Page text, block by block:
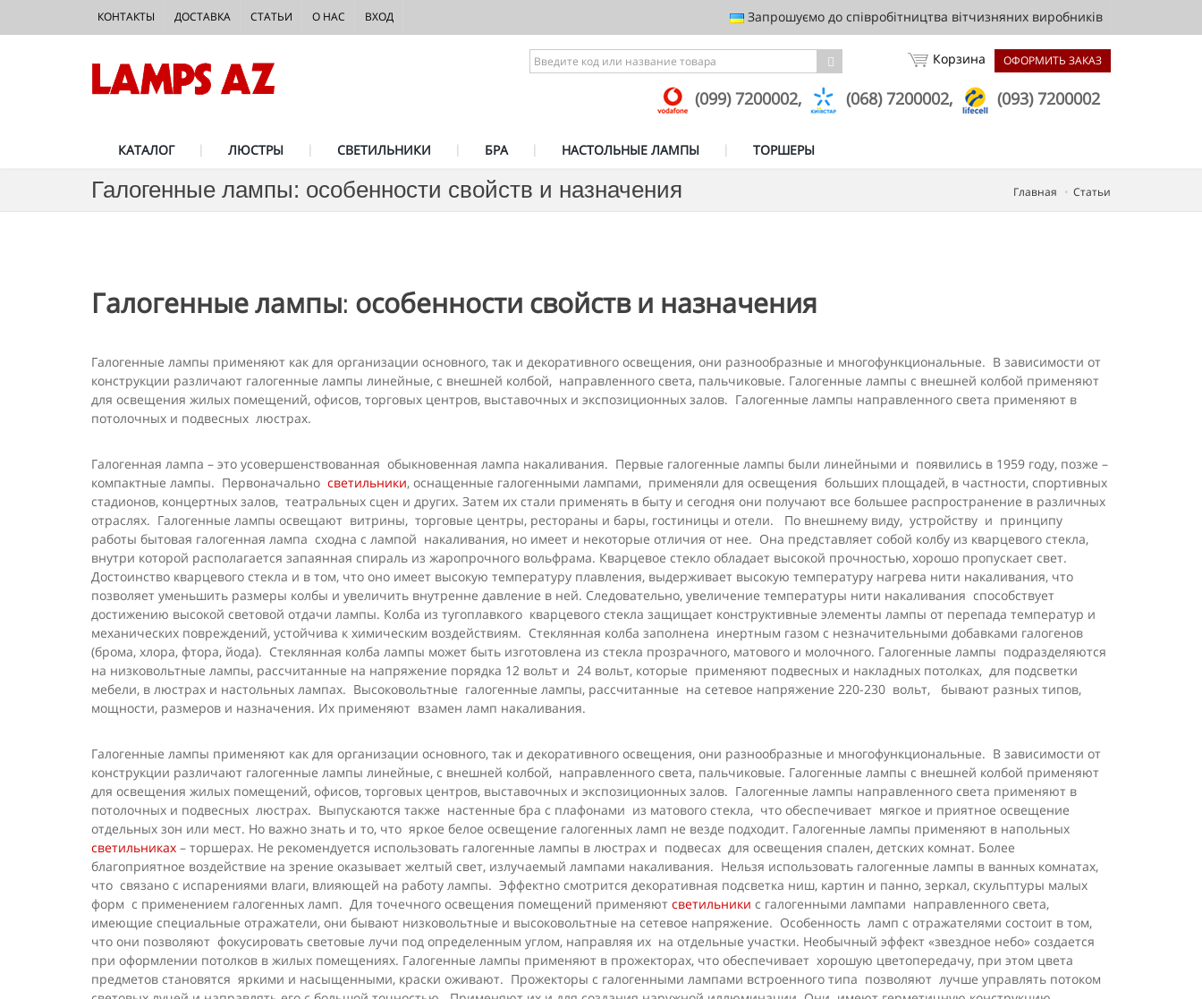
Запрошуємо до співробітництва вітчизняних виробників
КОНТАКТЫ ДОСТАВКА СТАТЬИ О НАС ВХОД
ОФОРМИТЬ ЗАКАЗ
Корзина
(099) 7200002, (068) 7200002, (093) 7200002
КАТАЛОГ ЛЮСТРЫ СВЕТИЛЬНИКИ БРА НАСТОЛЬНЫЕ ЛАМПЫ ТОРШЕРЫ
Галогенные лампы: особенности свойств и назначения Главная Статьи
Галогенные лампы: особенности свойств и назначения
Галогенные лампы применяют как для организации основного, так и декоративного освещения, они разнообразные и многофункциональные. В зависимости от
конструкции различают галогенные лампы линейные, с внешней колбой, направленного света, пальчиковые. Галогенные лампы с внешней колбой применяют
для освещения жилых помещений, офисов, торговых центров, выставочных и экспозиционных залов. Галогенные лампы направленного света применяют в
потолочных и подвесных люстрах.
Галогенная лампа – это усовершенствованная обыкновенная лампа накаливания. Первые галогенные лампы были линейными и появились в 1959 году, позже –
компактные лампы. Первоначально светильники, оснащенные галогенными лампами, применяли для освещения больших площадей, в частности, спортивных
стадионов, концертных залов, театральных сцен и других. Затем их стали применять в быту и сегодня они получают все большее распространение в различных
отраслях. Галогенные лампы освещают витрины, торговые центры, рестораны и бары, гостиницы и отели. По внешнему виду, устройству и принципу
работы бытовая галогенная лампа сходна с лампой накаливания, но имеет и некоторые отличия от нее. Она представляет собой колбу из кварцевого стекла,
внутри которой располагается запаянная спираль из жаропрочного вольфрама. Кварцевое стекло обладает высокой прочностью, хорошо пропускает свет.
Достоинство кварцевого стекла и в том, что оно имеет высокую температуру плавления, выдерживает высокую температуру нагрева нити накаливания, что
позволяет уменьшить размеры колбы и увеличить внутренне давление в ней. Следовательно, увеличение температуры нити накаливания способствует
достижению высокой световой отдачи лампы. Колба из тугоплавкого кварцевого стекла защищает конструктивные элементы лампы от перепада температур и
механических повреждений, устойчива к химическим воздействиям. Стеклянная колба заполнена инертным газом с незначительными добавками галогенов
(брома, хлора, фтора, йода). Стеклянная колба лампы может быть изготовлена из стекла прозрачного, матового и молочного. Галогенные лампы подразделяются
на низковольтные лампы, рассчитанные на напряжение порядка 12 вольт и 24 вольт, которые применяют подвесных и накладных потолках, для подсветки
мебели, в люстрах и настольных лампах. Высоковольтные галогенные лампы, рассчитанные на сетевое напряжение 220-230 вольт, бывают разных типов,
мощности, размеров и назначения. Их применяют взамен ламп накаливания.
Галогенные лампы применяют как для организации основного, так и декоративного освещения, они разнообразные и многофункциональные. В зависимости от
конструкции различают галогенные лампы линейные, с внешней колбой, направленного света, пальчиковые. Галогенные лампы с внешней колбой применяют
для освещения жилых помещений, офисов, торговых центров, выставочных и экспозиционных залов. Галогенные лампы направленного света применяют в
потолочных и подвесных люстрах. Выпускаются также настенные бра с плафонами из матового стекла, что обеспечивает мягкое и приятное освещение
отдельных зон или мест. Но важно знать и то, что яркое белое освещение галогенных ламп не везде подходит. Галогенные лампы применяют в напольных
светильниках – торшерах. Не рекомендуется использовать галогенные лампы в люстрах и подвесах для освещения спален, детских комнат. Более
благоприятное воздействие на зрение оказывает желтый свет, излучаемый лампами накаливания. Нельзя использовать галогенные лампы в ванных комнатах,
что связано с испарениями влаги, влияющей на работу лампы. Эффектно смотрится декоративная подсветка ниш, картин и панно, зеркал, скульптуры малых
форм с применением галогенных ламп. Для точечного освещения помещений применяют светильники с галогенными лампами направленного света,
имеющие специальные отражатели, они бывают низковольтные и высоковольтные на сетевое напряжение. Особенность ламп с отражателями состоит в том,
что они позволяют фокусировать световые лучи под определенным углом, направляя их на отдельные участки. Необычный эффект «звездное небо» создается
при оформлении потолков в жилых помещениях. Галогенные лампы применяют в прожекторах, что обеспечивает хорошую цветопередачу, при этом цвета
предметов становятся яркими и насыщенными, краски оживают. Прожекторы с галогенными лампами встроенного типа позволяют лучше управлять потоком